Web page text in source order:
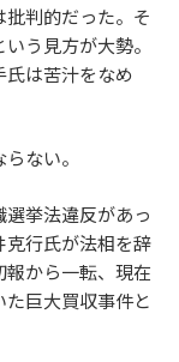
判的だった。そ
う見方が大勢。
氏は苦汁をなめ
ない。
挙法違反があっ
克行氏が法相を辞
から一転、現在
巨大買収事件と